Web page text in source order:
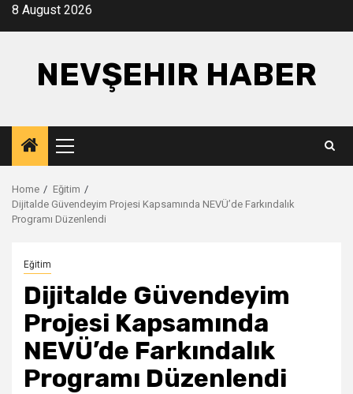
Skip8 August 2026
NEVŞEHIR HABER
Primary
Menu
Home
Eğitim
Dijitalde Güvendeyim Projesi Kapsamında NEVÜ’de Farkındalık
Programı Düzenlendi
Eğitim
Dijitalde Güvendeyim
Projesi Kapsamında
NEVÜ’de Farkındalık
Programı Düzenlendi